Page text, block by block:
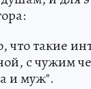
что такие
с чужим
и муж".